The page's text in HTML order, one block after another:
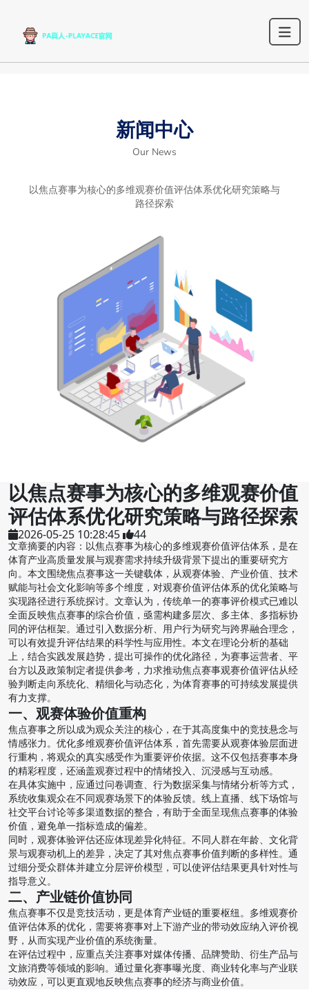
新闻中心
Our News
以焦点赛事为核心的多维观赛价值评估体系优化研究策略与
路径探索
以焦点赛事为核心的多维观赛价值
评估体系优化研究策略与路径探索
2026-05-25 10:28:45 44
文章摘要的内容：以焦点赛事为核心的多维观赛价值评估体系，是在
体育产业高质量发展与观赛需求持续升级背景下提出的重要研究方
向。本文围绕焦点赛事这一关键载体，从观赛体验、产业价值、技术
赋能与社会文化影响等多个维度，对观赛价值评估体系的优化策略与
实现路径进行系统探讨。文章认为，传统单一的赛事评价模式已难以
全面反映焦点赛事的综合价值，亟需构建多层次、多主体、多指标协
同的评估框架。通过引入数据分析、用户行为研究与跨界融合理念，
可以有效提升评估结果的科学性与应用性。本文在理论分析的基础
上，结合实践发展趋势，提出可操作的优化路径，为赛事运营者、平
台方以及政策制定者提供参考，力求推动焦点赛事观赛价值评估从经
验判断走向系统化、精细化与动态化，为体育赛事的可持续发展提供
有力支撑。
一、观赛体验价值重构
焦点赛事之所以成为观众关注的核心，在于其高度集中的竞技悬念与
情感张力。优化多维观赛价值评估体系，首先需要从观赛体验层面进
行重构，将观众的真实感受作为重要评价依据。这不仅包括赛事本身
的精彩程度，还涵盖观赛过程中的情绪投入、沉浸感与互动感。
在具体实施中，应通过问卷调查、行为数据采集与情绪分析等方式，
系统收集观众在不同观赛场景下的体验反馈。线上直播、线下场馆与
社交平台讨论等多渠道数据的整合，有助于全面呈现焦点赛事的体验
价值，避免单一指标造成的偏差。
同时，观赛体验评估还应体现差异化特征。不同人群在年龄、文化背
景与观赛动机上的差异，决定了其对焦点赛事价值判断的多样性。通
过细分受众群体并建立分层评价模型，可以使评估结果更具针对性与
指导意义。
二、产业链价值协同
焦点赛事不仅是竞技活动，更是体育产业链的重要枢纽。多维观赛价
值评估体系的优化，需要将赛事对上下游产业的带动效应纳入评价视
野，从而实现产业价值的系统衡量。
在评估过程中，应重点关注赛事对媒体传播、品牌赞助、衍生产品与
文旅消费等领域的影响。通过量化赛事曝光度、商业转化率与产业联
动效应，可以更直观地反映焦点赛事的经济与商业价值。